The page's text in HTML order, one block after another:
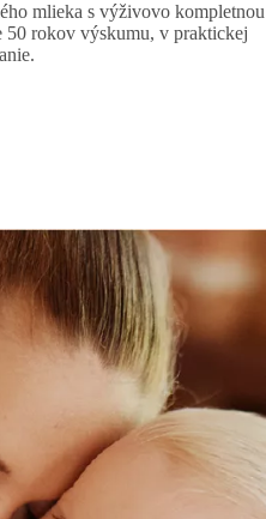
mlieka s výživovo kompletnou
50 rokov výskumu, v praktickej